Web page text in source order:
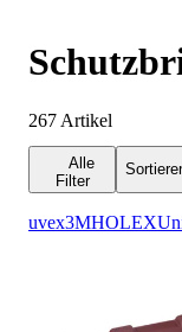
267 Artikel
Alle
Filter
uvex3MHOLEX